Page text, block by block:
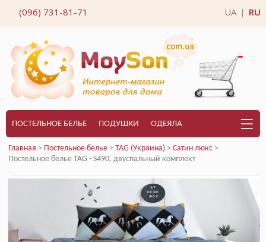
(096) 731-81-71 UA RU
ПОСТЕЛЬНОЕ БЕЛЬЕ ПОДУШКИ ОДЕЯЛА
Главная > Постельное белье > TAG (Украина) > Сатин люкс >
Постельное белье TAG - S490, двуспальный комплект